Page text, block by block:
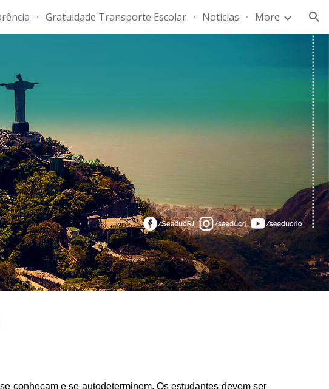
to navigationGratuidade Transporte Escolar Notícias More
conheçam e se autodeterminem. Os estudantes devem ser